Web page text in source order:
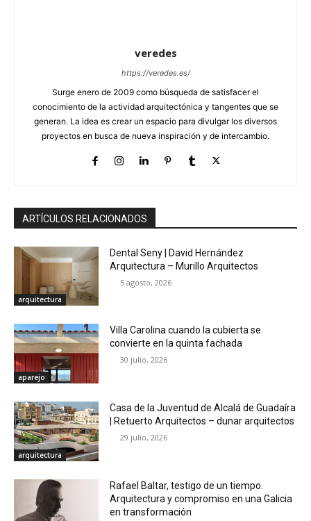
veredes
https://veredes.es/
Surge enero de 2009 como búsqueda de satisfacer el
conocimiento de la actividad arquitectónica y tangentes que se
generan. La idea es crear un espacio para divulgar los diversos
proyectos en busca de nueva inspiración y de intercambio.
ARTÍCULOS RELACIONADOS
arquitectura
Dental Seny | David Hernández
Arquitectura – Murillo Arquitectos
5 agosto, 2026
aparejo
Villa Carolina cuando la cubierta se
convierte en la quinta fachada
30 julio, 2026
arquitectura
Casa de la Juventud de Alcalá de Guadaíra
| Retuerto Arquitectos – dunar arquitectos
29 julio, 2026
Rafael Baltar, testigo de un tiempo.
Arquitectura y compromiso en una Galicia
en transformación